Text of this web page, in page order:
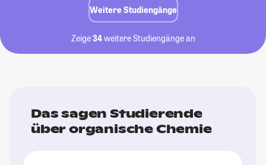
Weitere Studiengänge
Zeige34weitere Studiengänge an
Das sagen Studierende
über organische Chemie